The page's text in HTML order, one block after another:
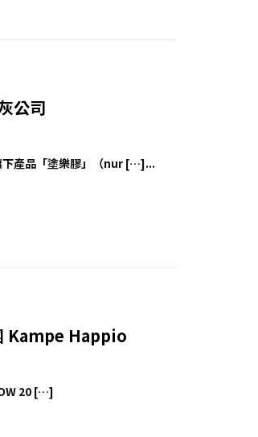
公司
下產品「塗樂膠」（nur […]...
Kampe Happio
20 […]